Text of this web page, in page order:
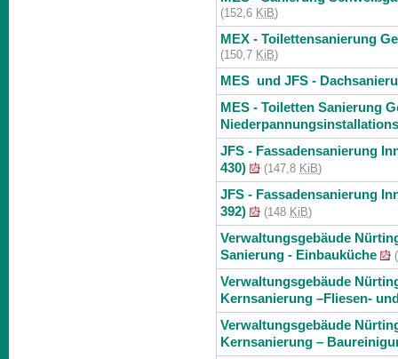
(152,6 KiB)
MEX - Toilettensanierung
(150,7 KiB)
MES und JFS -
MES - Toiletten Sanierung
JFS - Fassadensanierung
430)
(147,8 KiB)
JFS - Fassadensanierung
392)
(148 KiB)
Verwaltungsgebäude
Sanierung - Einbauküche
Verwaltungsgebäude
Kernsanierung –Fliesen-
Verwaltungsgebäude
Kernsanierung –